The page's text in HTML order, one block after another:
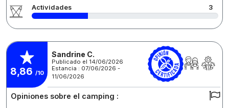
Actividades 3
8,86 /10
Sandrine C.
Publicado el 14/06/2026
Estancia : 07/06/2026 -
11/06/2026
Opiniones sobre el camping :